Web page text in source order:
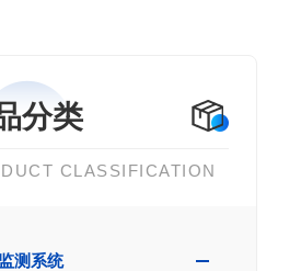
分类
CLASSIFICATION
测系统